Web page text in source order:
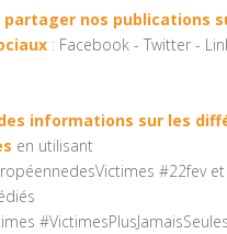
partager nos publications
: Facebook - Twitter -
informations sur les
en utilisant
#22fev
#VictimesPlusJamaisSeules